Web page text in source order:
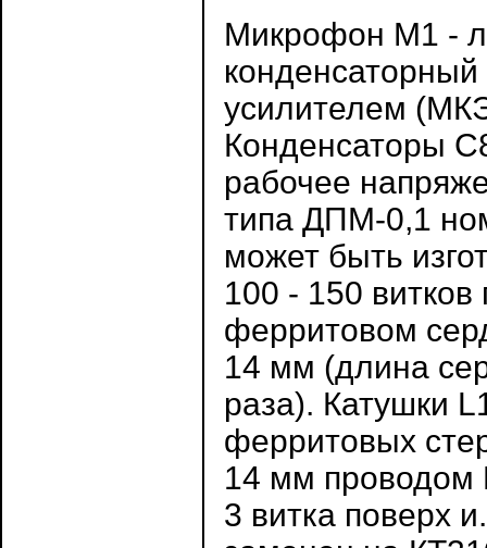
Микрофон М1 -
усилителем
Конденсаторы
рабочее
типа ДПМ-0,1
может быть
100 - 150
ферритовом
14 мм (длина
раза). Катушки
ферритовых
14 мм проводом
3 витка поверх